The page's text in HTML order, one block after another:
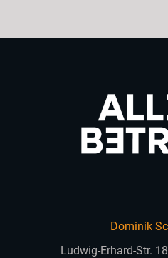
Dominik
Ludwig-Erhard-Str.